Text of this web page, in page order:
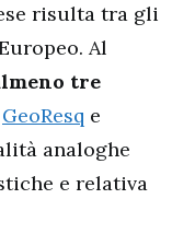
risulta tra gli
Al
tre
GeoResq e
analoghe
e relativa